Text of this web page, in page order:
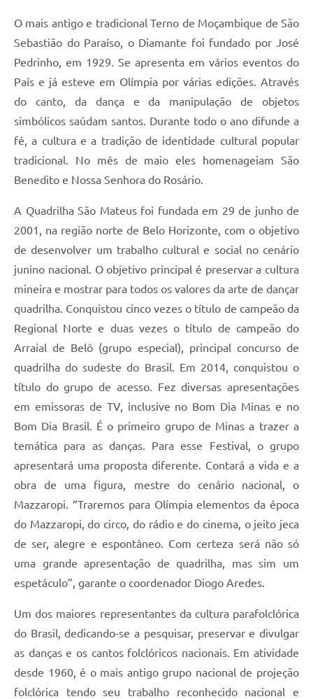
O mais antigo e tradicional Terno de Moçambique de São
Sebastião do Paraíso, o Diamante foi fundado por José
Pedrinho, em 1929. Se apresenta em vários eventos do
País e já esteve em Olímpia por várias edições. Através
do canto, da dança e da manipulação de objetos
simbólicos saúdam santos. Durante todo o ano difunde a
fé, a cultura e a tradição de identidade cultural popular
tradicional. No mês de maio eles homenageiam São
Benedito e Nossa Senhora do Rosário.
A Quadrilha São Mateus foi fundada em 29 de junho de
2001, na região norte de Belo Horizonte, com o objetivo
de desenvolver um trabalho cultural e social no cenário
junino nacional. O objetivo principal é preservar a cultura
mineira e mostrar para todos os valores da arte de dançar
quadrilha. Conquistou cinco vezes o título de campeão da
Regional Norte e duas vezes o título de campeão do
Arraial de Belô (grupo especial), principal concurso de
quadrilha do sudeste do Brasil. Em 2014, conquistou o
título do grupo de acesso. Fez diversas apresentações
em emissoras de TV, inclusive no Bom Dia Minas e no
Bom Dia Brasil. É o primeiro grupo de Minas a trazer a
temática para as danças. Para esse Festival, o grupo
apresentará uma proposta diferente. Contará a vida e a
obra de uma figura, mestre do cenário nacional, o
Mazzaropi. “Traremos para Olímpia elementos da época
do Mazzaropi, do circo, do rádio e do cinema, o jeito jeca
de ser, alegre e espontâneo. Com certeza será não só
uma grande apresentação de quadrilha, mas sim um
espetáculo”, garante o coordenador Diogo Aredes.
Um dos maiores representantes da cultura parafolclórica
do Brasil, dedicando-se a pesquisar, preservar e divulgar
as danças e os cantos folclóricos nacionais. Em atividade
desde 1960, é o mais antigo grupo nacional de projeção
folclórica tendo seu trabalho reconhecido nacional e